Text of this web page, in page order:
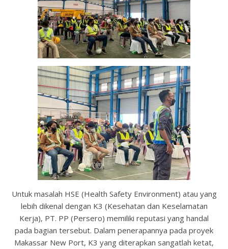
Untuk masalah HSE (Health Safety Environment) atau yang
lebih dikenal dengan K3 (Kesehatan dan Keselamatan
Kerja), PT. PP (Persero) memiliki reputasi yang handal
pada bagian tersebut. Dalam penerapannya pada proyek
Makassar New Port, K3 yang diterapkan sangatlah ketat,